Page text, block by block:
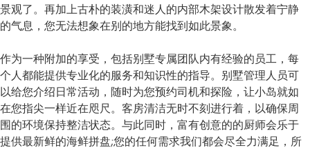
景观了。再加上古朴的装潢和迷人的内部木架设计散发着宁静
的气息，您无法想象在别的地方能找到如此景象。
作为一种附加的享受，包括别墅专属团队内有经验的员工，每
个人都能提供专业化的服务和知识性的指导。别墅管理人员可
以给您介绍日常活动，随时为您预约司机和探险，让小岛就如
在您指尖一样近在咫尺。客房清洁无时不刻进行着，以确保周
围的环境保持整洁状态。与此同时，富有创意的的厨师会乐于
提供最新鲜的海鲜拼盘;您的任何需求我们都会尽全力满足，所